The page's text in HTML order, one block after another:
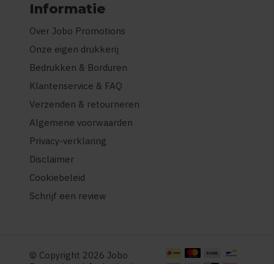
Informatie
Over Jobo Promotions
Onze eigen drukkerij
Bedrukken & Borduren
Klantenservice & FAQ
Verzenden & retourneren
Algemene voorwaarden
Privacy-verklaring
Disclaimer
Cookiebeleid
Schrijf een review
© Copyright 2026 Jobo